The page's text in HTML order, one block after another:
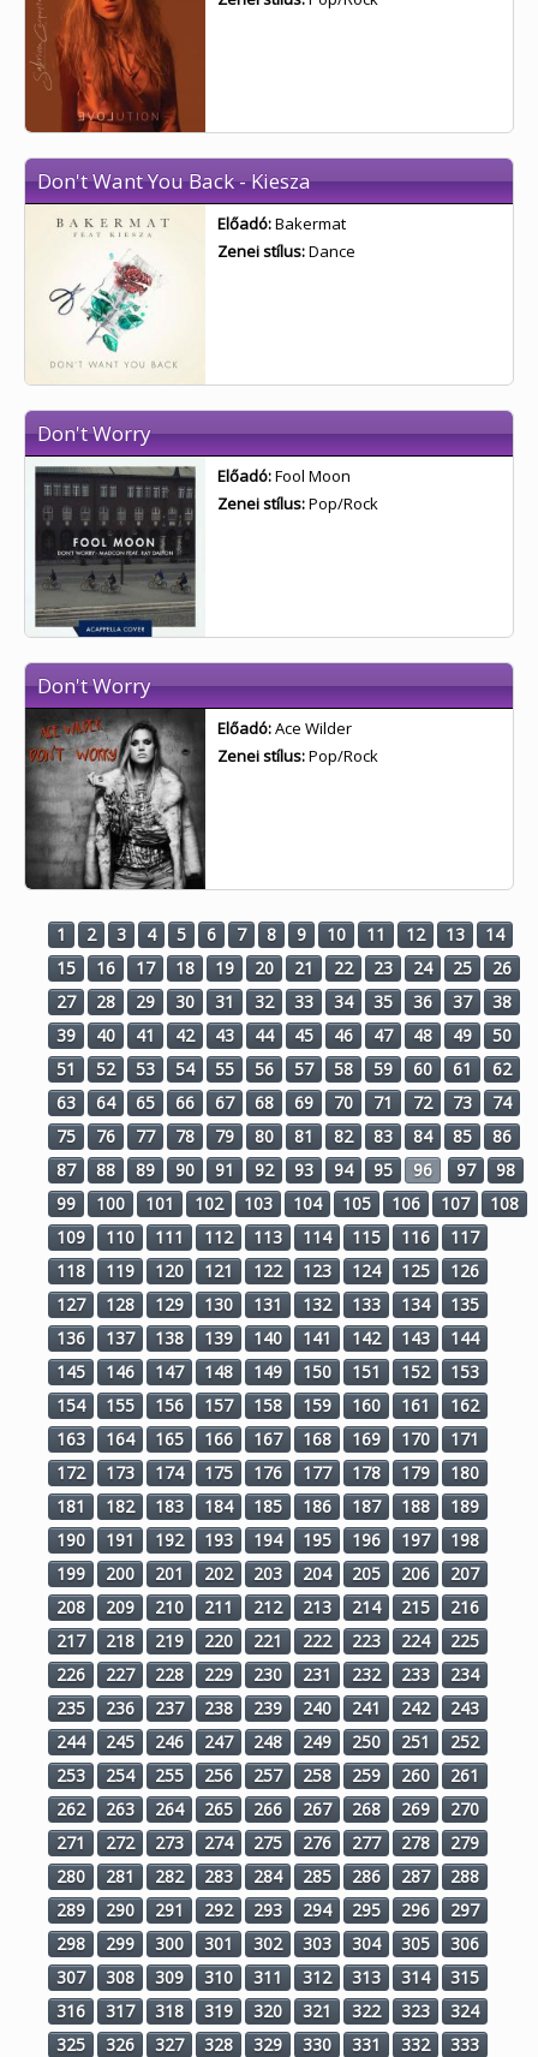
Don't Want You Back - Kiesza
Előadó:Bakermat
Zenei stílus:Dance
Don't Worry
Előadó:Fool Moon
Zenei stílus:Pop/Rock
Don't Worry
Előadó:Ace Wilder
Zenei stílus:Pop/Rock
1 2 3 4 5 6 7 8 9 10 11 12 13
14
15
16 17 18 19 20 21 22 23 24 25
26
27
28 29 30 31 32 33 34 35 36 37
38
39
40 41 42 43 44 45 46 47 48 49
50
51
52 53 54 55 56 57 58 59 60 61
62
63
64 65 66 67 68 69 70 71 72 73
74
75
76 77 78 79 80 81 82 83 84 85
86
87
88 89 90 91 92 93 94 95 96 97
98
99
100 101 102 103 104 105 106 107
108
109
110 111 112 113 114 115 116
117
118
119 120 121 122 123 124 125
126
127
128 129 130 131 132 133 134
135
136
137 138 139 140 141 142 143
144
145
146 147 148 149 150 151 152
153
154
155 156 157 158 159 160 161
162
163
164 165 166 167 168 169 170
171
172
173 174 175 176 177 178 179
180
181
182 183 184 185 186 187 188
189
190
191 192 193 194 195 196 197
198
199
200 201 202 203 204 205 206
207
208
209 210 211 212 213 214 215
216
217
218 219 220 221 222 223 224
225
226
227 228 229 230 231 232 233
234
235
236 237 238 239 240 241 242
243
244
245 246 247 248 249 250 251
252
253
254 255 256 257 258 259 260
261
262
263 264 265 266 267 268 269
270
271
272 273 274 275 276 277 278
279
280
281 282 283 284 285 286 287
288
289
290 291 292 293 294 295 296
297
298
299 300 301 302 303 304 305
306
307
308 309 310 311 312 313 314
315
316
317 318 319 320 321 322 323
324
325
326 327 328 329 330 331 332
333